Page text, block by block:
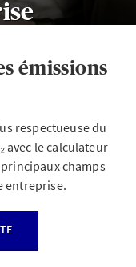
émissions
respectueuse du
avec le calculateur
champs
entreprise.